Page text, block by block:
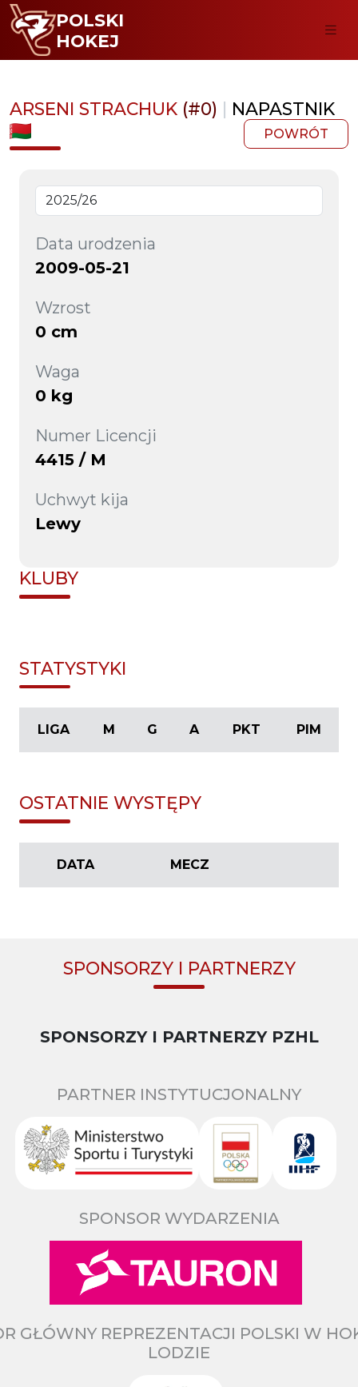
POLSKI
HOKEJ
ARSENI STRACHUK (#0) | NAPASTNIK
POWRÓT
Data urodzenia
2009-05-21
Wzrost
0 cm
Waga
0 kg
Numer Licencji
4415 / M
Uchwyt kija
Lewy
KLUBY
STATYSTYKI
LIGA M G A PKT PIM
OSTATNIE WYSTĘPY
DATA MECZ
SPONSORZY I PARTNERZY
SPONSORZY I PARTNERZY PZHL
PARTNER INSTYTUCJONALNY
SPONSOR WYDARZENIA
GŁÓWNY REPREZENTACJI POLSKI W
LODZIE